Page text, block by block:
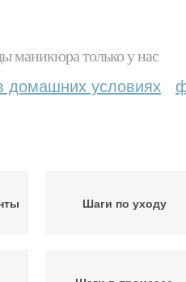
маникюра только у нас
домашних условиях
Шаги по уходу